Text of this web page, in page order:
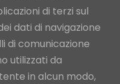
di terzi sul
dati di navigazione
di comunicazione
utilizzati da
in alcun modo,